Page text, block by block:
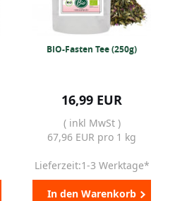
BIO-Fasten Tee (250g)
16,99 EUR
( inkl MwSt )
67,96 EUR pro 1 kg
Lieferzeit:1-3 Werktage*
In den Warenkorb